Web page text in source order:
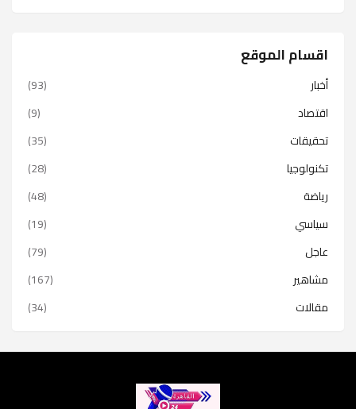
اقسام الموقع
أخبار
(93)
اقتصاد
(9)
تحقيقات
(35)
تكنولوجيا
(28)
رياضة
(48)
سياسي
(19)
عاجل
(79)
مشاهير
(167)
مقالات
(34)